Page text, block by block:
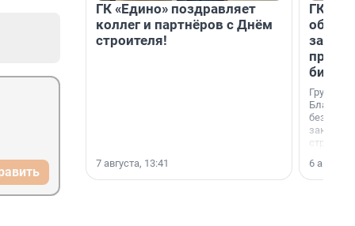
ГК «Едино» поздравляет
коллег и партнёров с Днём
строителя!
7 августа, 13:41
ГК
Группа
6